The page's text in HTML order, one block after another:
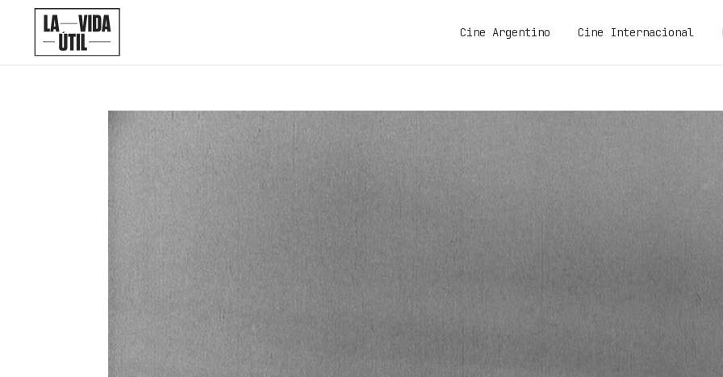
Cine Argentino Cine Internacional